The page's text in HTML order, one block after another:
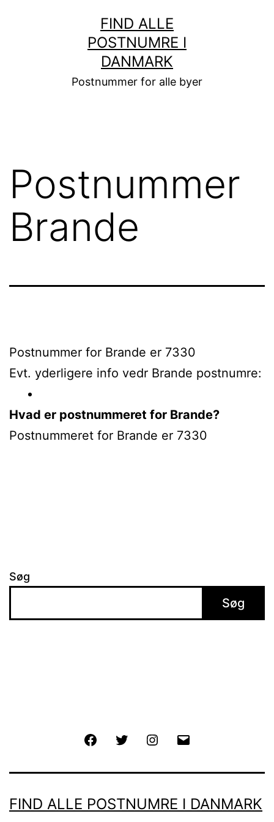
FIND ALLE
POSTNUMRE I
DANMARK
Postnummer for alle byer
Postnummer
Brande
Postnummer for Brande er 7330
Evt. yderligere info vedr Brande postnumre:
Hvad er postnummeret for Brande?
Postnummeret for Brande er 7330
Søg
Søg
FacebookTwitter Instagram
FIND ALLE POSTNUMRE I DANMARK